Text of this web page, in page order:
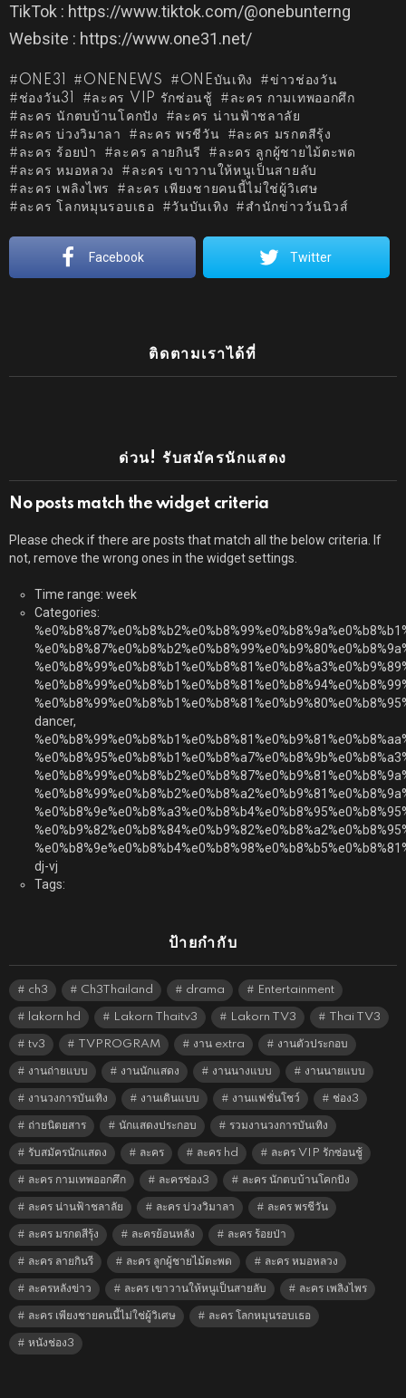
TikTok : https://www.tiktok.com/@onebunterng
Website : https://www.one31.net/
ONE31 ONENEWS ONEบันเทิง
ข่าวช่องวัน
ช่องวัน31
ละคร VIP รักซ่อนชู้
ละคร กามเทพออกศึก
ละคร นักตบบ้านโคกปัง
ละคร น่านฟ้าชลาลัย
ละคร บ่วงวิมาลา
ละคร พรชีวัน
ละคร มรกตสีรุ้ง
ละคร ร้อยป่า
ละคร ลายกินรี
ละคร ลูกผู้ชายไม้ตะพด
ละคร หมอหลวง
ละคร เขาวานให้หนูเป็นสายลับ
ละคร เพลิงไพร
ละคร เพียงชายคนนี้ไม่ใช่ผู้วิเศษ
ละคร โลกหมุนรอบเธอ
วันบันเทิง สำนักข่าววันนิวส์
Facebook Twitter
ติดตามเราได้ที่
ด่วน! รับสมัครนักแสดง
No posts match the widget criteria
Please check if there are posts that match all the below criteria. If
not, remove the wrong ones in the widget settings.
Time range: week
Categories:
dancer,
dj-vj
Tags:
ป้ายกำกับ
ch3 Ch3Thailand drama Entertainment
lakorn hd Lakorn Thaitv3 Lakorn TV3 Thai TV3
tv3 TVPROGRAM งาน extra งานตัวประกอบ
งานถ่ายแบบ งานนักแสดง งานนางแบบ งานนายแบบ
งานวงการบันเทิง งานเดินแบบ งานแฟชั่นโชว์ ช่อง3
ถ่ายนิตยสาร นักแสดงประกอบ รวมงานวงการบันเทิง
รับสมัครนักแสดง ละคร ละคร hd ละคร VIP รักซ่อนชู้
ละคร กามเทพออกศึก ละครช่อง3 ละคร นักตบบ้านโคกปัง
ละคร น่านฟ้าชลาลัย ละคร บ่วงวิมาลา ละคร พรชีวัน
ละคร มรกตสีรุ้ง ละครย้อนหลัง ละคร ร้อยป่า
ละคร ลายกินรี ละคร ลูกผู้ชายไม้ตะพด ละคร หมอหลวง
ละครหลังข่าว ละคร เขาวานให้หนูเป็นสายลับ ละคร เพลิงไพร
ละคร เพียงชายคนนี้ไม่ใช่ผู้วิเศษ ละคร โลกหมุนรอบเธอ
หนังช่อง3